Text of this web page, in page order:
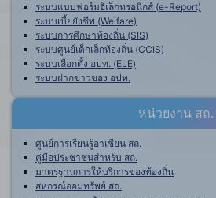
ระบบแบบฟอร์มอิเล็กทรอนิกส์ (e-Report)
ระบบเบี้ยยังชีพ (Welfare)
ระบบการศึกษาท้องถิ่น (SIS)
ระบบศูนย์เด็กเล็กท้องถิ่น (CCIS)
ระบบเลือกตั้ง อปท. (ELE)
ระบบฝากข่าวของ อปท.
หน่วยงาน สถ.
ศูนย์การเรียนรู้อาเซียน สถ.
คู่มือประชาชนสำหรับ สถ.
มาตรฐานการให้บริการของท้องถิ่น
สหกรณ์ออมทรัพย์ สถ.